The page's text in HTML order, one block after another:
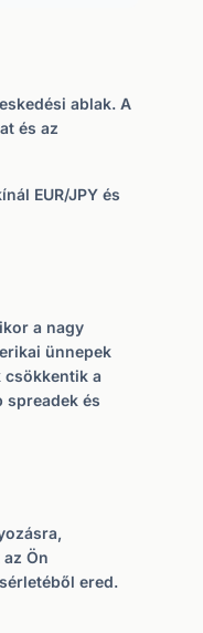
ablak. A
és az
EUR/JPY és
a nagy
ünnepek
csökkentik a
spreadek és
Ön
ered.